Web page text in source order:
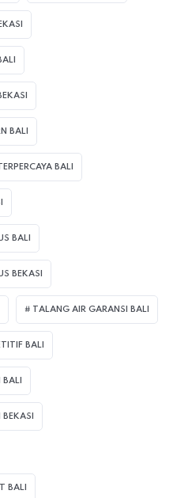
BALI
BALI
BALI
BEKASI
TALANG AIR GARANSI BALI
BALI
BALI